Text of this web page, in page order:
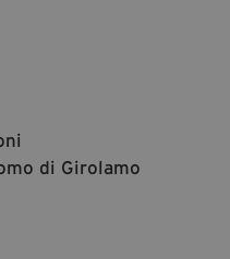
di Girolamo